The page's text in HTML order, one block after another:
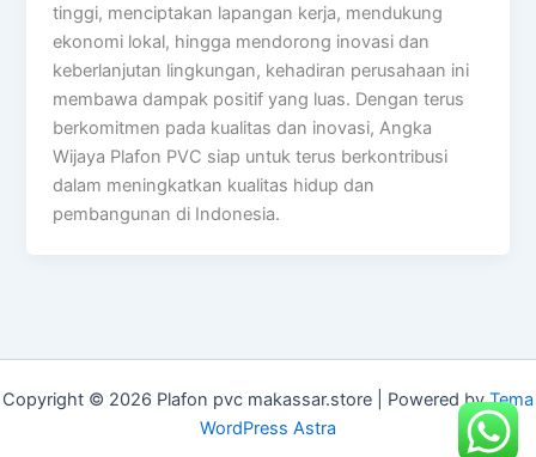
tinggi, menciptakan lapangan kerja, mendukung
ekonomi lokal, hingga mendorong inovasi dan
keberlanjutan lingkungan, kehadiran perusahaan ini
membawa dampak positif yang luas. Dengan terus
berkomitmen pada kualitas dan inovasi, Angka
Wijaya Plafon PVC siap untuk terus berkontribusi
dalam meningkatkan kualitas hidup dan
pembangunan di Indonesia.
Copyright © 2026 Plafon pvc makassar.store | Powered byTema
WordPress Astra